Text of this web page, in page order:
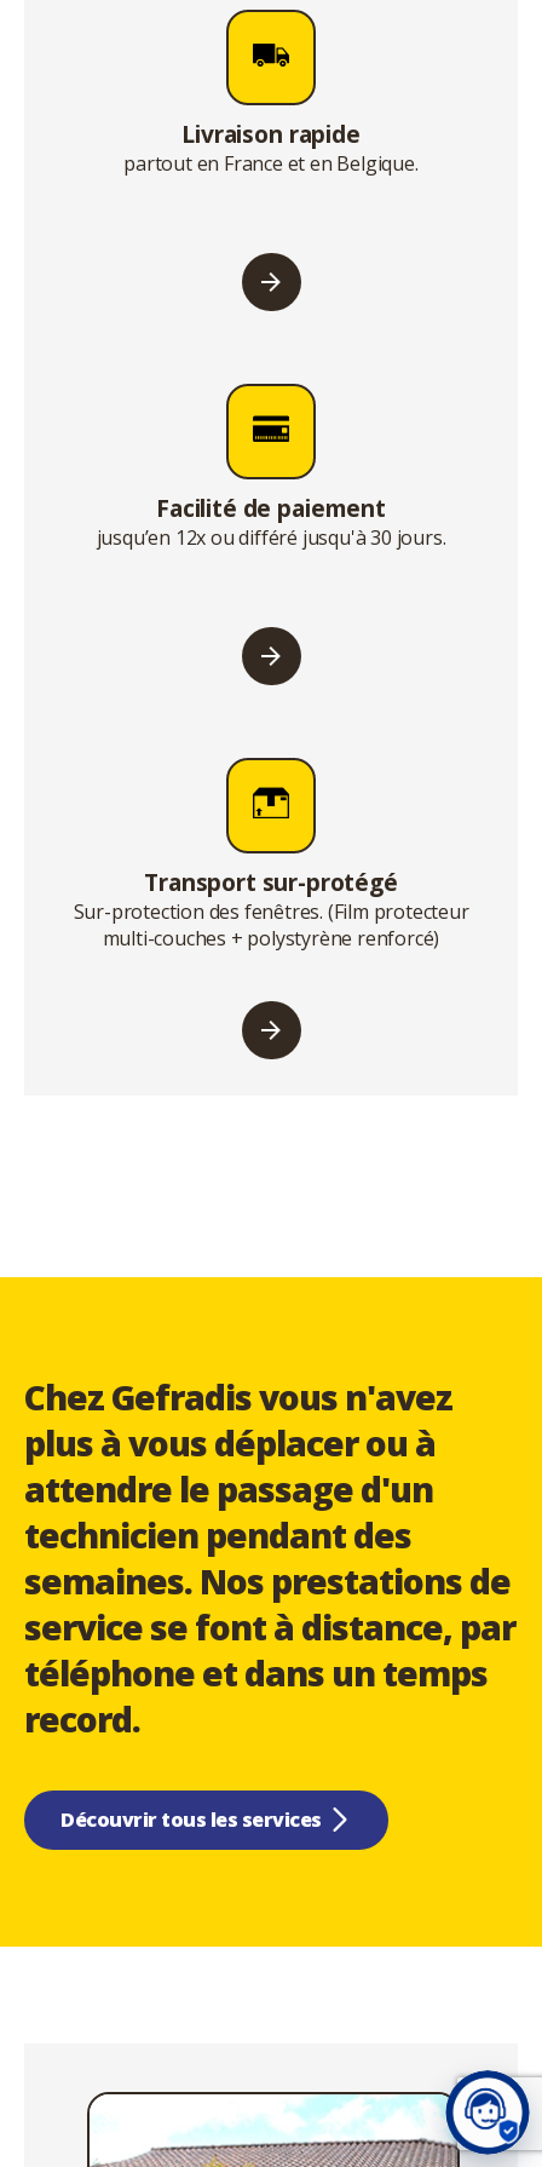
Livraison rapide
partout en France et en Belgique.
Facilité de paiement
jusqu’en 12x ou différé jusqu'à 30 jours.
Transport sur-protégé
Sur-protection des fenêtres. (Film protecteur
multi-couches + polystyrène renforcé)
Chez Gefradis vous n'avez
plus à vous déplacer ou à
attendre le passage d'un
technicien pendant des
semaines. Nos prestations de
service se font à distance, par
téléphone et dans un temps
record.
Découvrir tous les services